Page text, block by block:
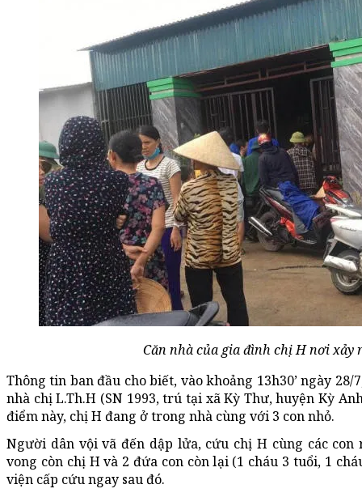
Căn nhà của gia đình chị H nơi xảy
Thông tin ban đầu cho biết, vào khoảng 13h30’ ngày
nhà chị L.Th.H (SN 1993, trú tại xã Kỳ Thư, huyện Kỳ
điểm này, chị H đang ở trong nhà cùng với 3 con nhỏ.
Người dân vội vã đến dập lửa, cứu chị H cùng các
vong còn chị H và 2 đứa con còn lại (1 cháu 3 tuổi, 1
viện cấp cứu ngay sau đó.